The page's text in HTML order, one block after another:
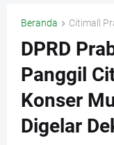
Beranda Citimall
DPRD
Panggil
Konser
Digelar